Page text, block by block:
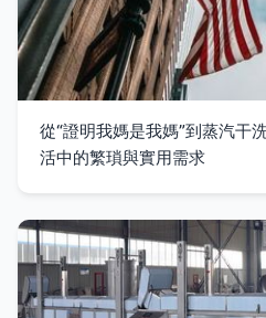
從“證明我媽是我媽”到蒸汽干
活中的繁瑣與實用需求